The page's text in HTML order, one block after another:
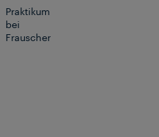
Praktikum
bei
Frauscher